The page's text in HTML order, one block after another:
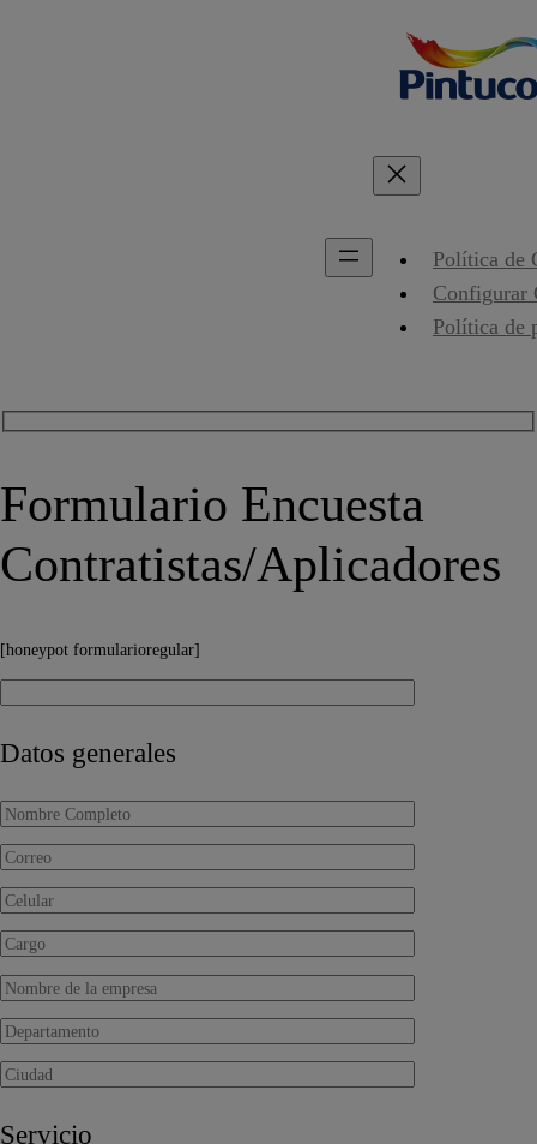
Política de
Configurar
Política de
Formulario Encuesta
Contratistas/Aplicadores
[honeypot formularioregular]
Datos generales
Servicio